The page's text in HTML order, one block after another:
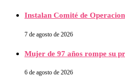
Instalan Comité de
7 de agosto de 2026
Mujer de 97 años rompe su
6 de agosto de 2026